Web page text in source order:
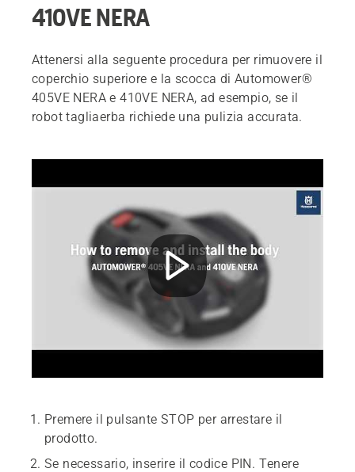
410VE NERA
Attenersi alla seguente procedura per rimuovere il
coperchio superiore e la scocca di Automower®
405VE NERA e 410VE NERA, ad esempio, se il
robot tagliaerba richiede una pulizia accurata.
Premere il pulsante STOP per arrestare il
prodotto.
Se necessario, inserire il codice PIN. Tenere